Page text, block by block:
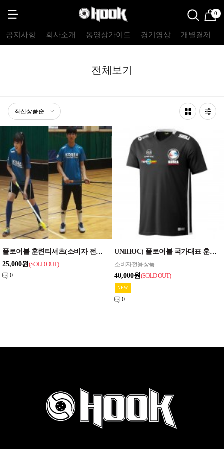
0
공지사항 회사소개 동영상가이드 경기영상 개별결제
전체보기
플로어볼 훈련티셔츠(소비자 전용상품)
25,000원(SOLD OUT)
0
UNIHOC) 플로어볼 국가대표 훈련티셔츠
소비자전용상품
40,000원(SOLD OUT)
0